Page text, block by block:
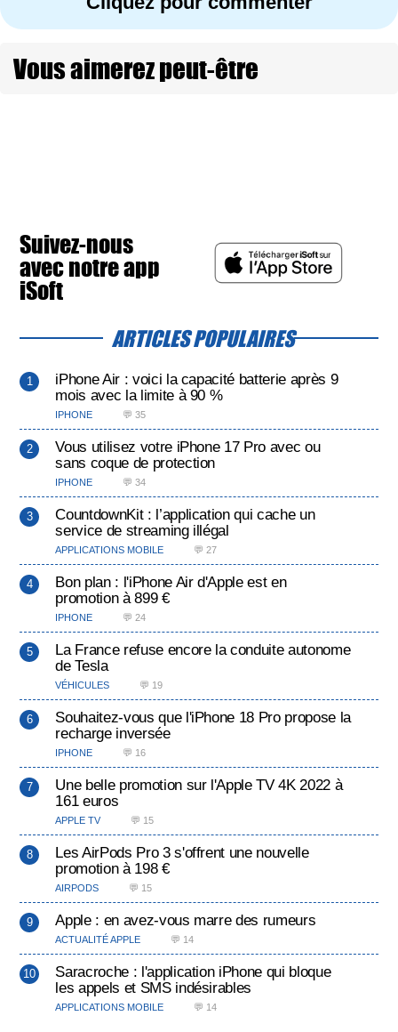
Vous aimerez peut-être
Suivez-nous
avec notre app
iSoft
ARTICLES POPULAIRES
iPhone Air : voici la capacité batterie après 9
mois avec la limite à 90 %
IPHONE 💬 35
Vous utilisez votre iPhone 17 Pro avec ou
sans coque de protection
IPHONE 💬 34
CountdownKit : l’application qui cache un
service de streaming illégal
APPLICATIONS MOBILE 💬 27
Bon plan : l'iPhone Air d'Apple est en
promotion à 899 €
IPHONE 💬 24
La France refuse encore la conduite autonome
de Tesla
VÉHICULES 💬 19
Souhaitez-vous que l'iPhone 18 Pro propose la
recharge inversée
IPHONE 💬 16
Une belle promotion sur l'Apple TV 4K 2022 à
161 euros
APPLE TV 💬 15
Les AirPods Pro 3 s'offrent une nouvelle
promotion à 198 €
AIRPODS 💬 15
Apple : en avez-vous marre des rumeurs
ACTUALITÉ APPLE 💬 14
Saracroche : l'application iPhone qui bloque
les appels et SMS indésirables
APPLICATIONS MOBILE 💬 14